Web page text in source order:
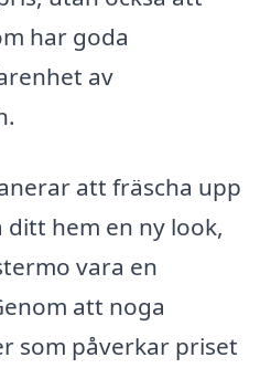
har goda
av
att fräscha upp
hem en ny look,
vara en
att noga
som påverkar priset